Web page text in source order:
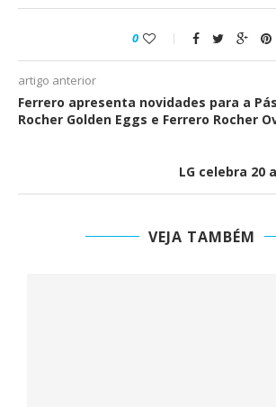
0
artigo anterior
Ferrero apresenta novidades para a
Rocher Golden Eggs e Ferrero Rocher
LG celebra 20
VEJA TAMBÉM